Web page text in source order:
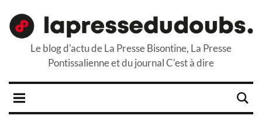
Le blog d'actu de La Presse Bisontine, La Presse
Pontissalienne et du journal C'est à dire